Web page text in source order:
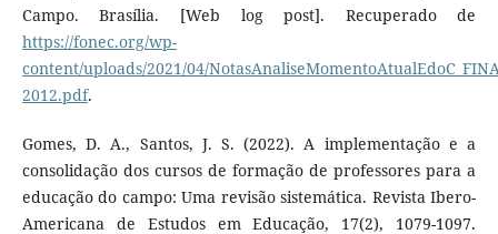
Campo. Brasília. [Web log post]. Recuperado de
https://fonec.org/wp-
content/uploads/2021/04/
2012.pdf.
Gomes, D. A., Santos, J. S. (2022). A implementação e a
consolidação dos cursos de formação de professores para a
educação do campo: Uma revisão sistemática. Revista Ibero-
Americana de Estudos em Educação, 17(2), 1079-1097.